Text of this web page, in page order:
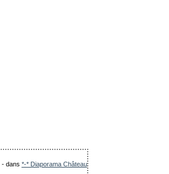
-dans *-* Diaporama Château